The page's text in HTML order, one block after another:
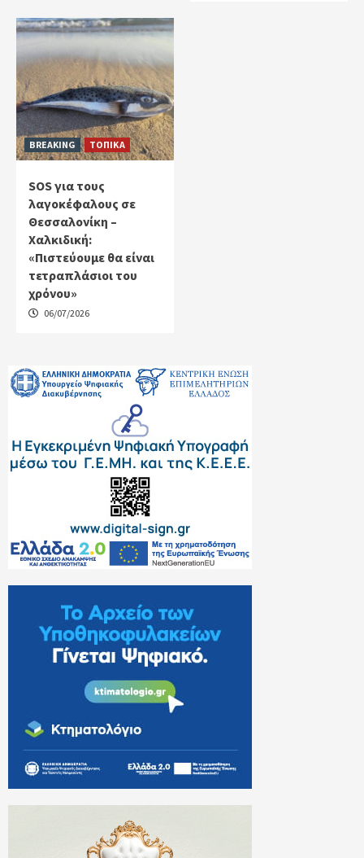
BREAKING ΤΟΠΙΚΑ
SOS για τους
λαγοκέφαλους σε
Θεσσαλονίκη –
Χαλκιδική:
«Πιστεύουμε θα είναι
τετραπλάσιοι του
χρόνου»
06/07/2026